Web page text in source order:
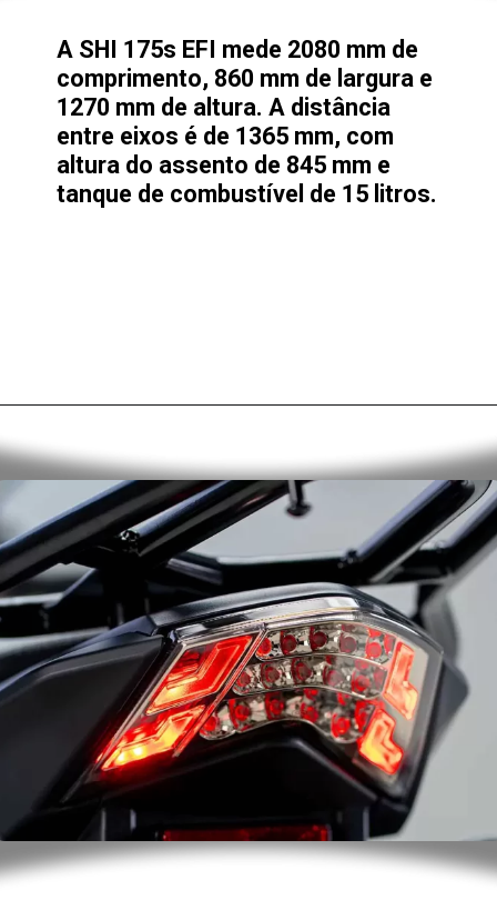
A SHI 175s EFI mede 2080 mm de
comprimento, 860 mm de largura e
1270 mm de altura. A distância
entre eixos é de 1365 mm, com
altura do assento de 845 mm e
tanque de combustível de 15 litros.